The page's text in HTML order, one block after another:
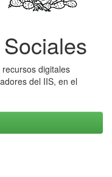
digitales
del IIS, en el